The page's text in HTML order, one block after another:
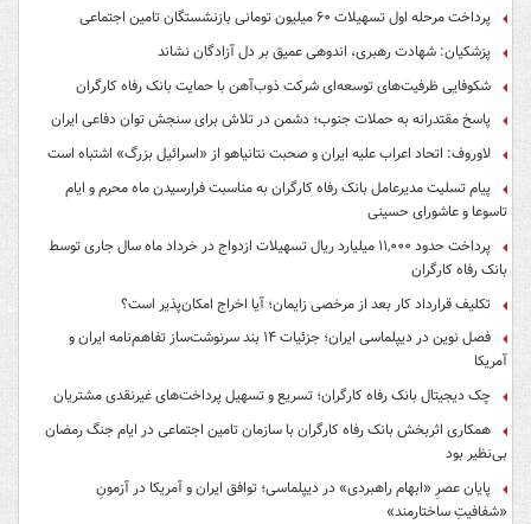
پرداخت مرحله اول تسهیلات ۶۰ میلیون تومانی بازنشستگان تامین اجتماعی
پزشکیان: شهادت رهبری، اندوهی عمیق بر دل آزادگان نشاند
شکوفایی ظرفیت‌های توسعه‌ای شرکت ذوب‌آهن با حمایت‌ بانک رفاه کارگران
پاسخ مقتدرانه به حملات جنوب؛ دشمن در تلاش برای سنجش توان دفاعی ایران
لاوروف: اتحاد اعراب علیه ایران و صحبت نتانیاهو از «اسرائیل بزرگ» اشتباه است
پیام تسلیت مدیرعامل بانک رفاه کارگران به مناسبت فرارسیدن ماه محرم و ایام
تاسوعا و عاشورای حسینی
پرداخت حدود ۱۱,۰۰۰ میلیارد ریال تسهیلات ازدواج در خرداد ماه سال جاری توسط
بانک رفاه کارگران
تکلیف قرارداد کار بعد از مرخصی زایمان؛ آیا اخراج امکان‌پذیر است؟
فصل نوین در دیپلماسی ایران؛ جزئیات ۱۴ بند سرنوشت‌ساز تفاهم‌نامه ایران و
آمریکا
چک دیجیتال بانک رفاه کارگران؛ تسریع و تسهیل پرداخت‌های غیرنقدی مشتریان
همکاری اثربخش بانک رفاه کارگران با سازمان تامین اجتماعی در ایام جنگ رمضان
بی‌نظیر بود
پایان عصرِ «ابهام راهبردی» در دیپلماسی؛ توافق ایران و آمریکا در آزمونِ
«شفافیتِ ساختارمند»